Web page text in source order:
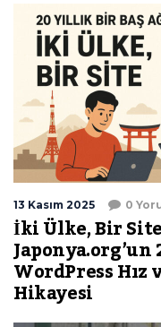
13 Kasım 2025 0
İki Ülke, Bir
Japonya.org’un
WordPress
Hikayesi